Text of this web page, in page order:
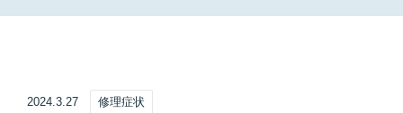
2024.3.27 修理症状